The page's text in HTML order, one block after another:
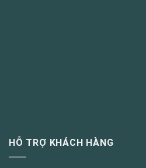
HỖ TRỢ KHÁCH HÀNG